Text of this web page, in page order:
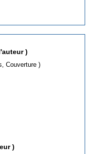
par l'auteur )
Couverture )
)